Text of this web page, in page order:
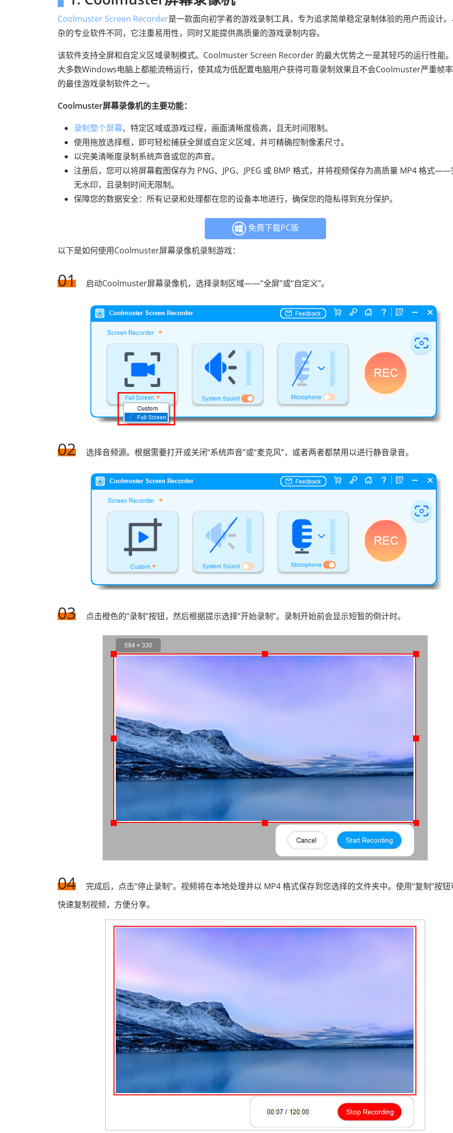
Coolmuster Screen Recorder是一款面向初学者的游戏录制工具，专为追求简单稳定录制体验的用户而设计
杂的专业软件不同，它注重易用性，同时又能提供高质量的游戏录制内容。
该软件支持全屏和自定义区域录制模式。Coolmuster Screen Recorder 的最大优势之一是其轻巧的运行性能
大多数Windows电脑上都能流畅运行，使其成为低配置电脑用户获得可靠录制效果且不会Coolmuster严重帧
的最佳游戏录制软件之一。
Coolmuster屏幕录像机的主要功能：
录制整个屏幕、特定区域或游戏过程，画面清晰度极高，且无时间限制。
使用拖放选择框，即可轻松捕获全屏或自定义区域，并可精确控制像素尺寸。
以完美清晰度录制系统声音或您的声音。
注册后，您可以将屏幕截图保存为 PNG、JPG、JPEG 或 BMP 格式，并将视频保存为高质量 MP4 格式
无水印，且录制时间无限制。
保障您的数据安全：所有记录和处理都在您的设备本地进行，确保您的隐私得到充分保护。
免费下载PC版
以下是如何使用Coolmuster屏幕录像机录制游戏：
01 启动Coolmuster屏幕录像机，选择录制区域——“全屏”或“自定义”。
02 选择音频源。根据需要打开或关闭“系统声音”或“麦克风”，或者两者都禁用以进行静音录音。
03 点击橙色的“录制”按钮，然后根据提示选择“开始录制”。录制开始前会显示短暂的倒计时。
04
完成后，点击“停止录制”。视频将在本地处理并以 MP4 格式保存到您选择的文件夹中。使用“复制”按钮
快速复制视频，方便分享。